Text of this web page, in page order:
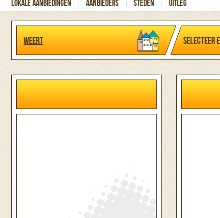
Lokale aanbiedingen Aanbieders Steden Uitleg
Weert Selecteer